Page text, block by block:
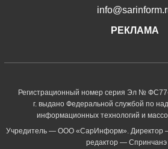
РЕКЛАМА
Регистрационный номер серия Эл №
г. выдано Федеральной службой по
информационных технологий и
Учредитель — ООО «СарИнформ». Директор
редактор —